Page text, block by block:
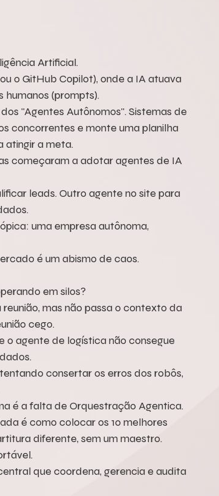
Artificial.
o GitHub Copilot), onde a IA atuava
humanos (prompts).
"Agentes Autônomos". Sistemas de
concorrentes e monte uma planilha
atingir a meta.
começaram a adotar agentes de IA
leads. Outro agente no site para
uma empresa autônoma,
é um abismo de caos.
em silos?
mas não passa o contexto da
cego.
o agente de logística não consegue
consertar os erros dos robôs,
é a falta de Orquestração Agentica.
é como colocar os 10 melhores
diferente, sem um maestro.
que coordena, gerencia e audita